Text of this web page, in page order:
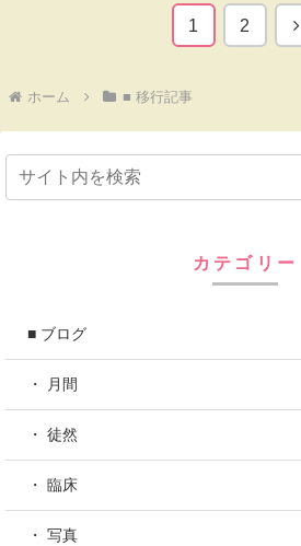
1 2 次
ホーム ■ 移行記事
カテゴリー
■ ブログ
・ 月間
・ 徒然
・ 臨床
・ 写真